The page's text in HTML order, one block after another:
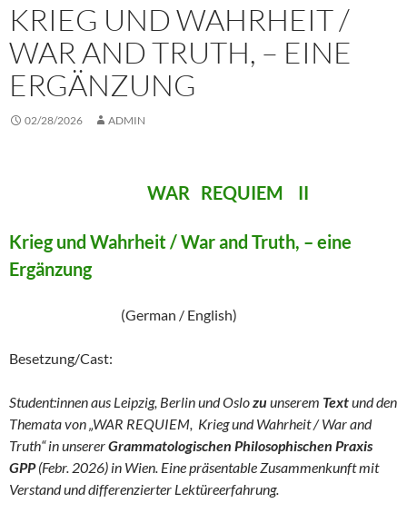
KRIEG UND WAHRHEIT /
WAR AND TRUTH, – EINE
ERGÄNZUNG
02/28/2026 ADMIN
WAR REQUIEM II
Krieg und Wahrheit / War and Truth, – eine
Ergänzung
(German / English)
Besetzung/Cast:
Student:innen aus Leipzig, Berlin und Oslozuunserem Textund den
Themata von „WAR REQUIEM, Krieg und Wahrheit / War and
Truth“ in unsererGrammatologischen Philosophischen Praxis
GPP(Febr. 2026) in Wien. Eine präsentable Zusammenkunft mit
Verstand und differenzierter Lektüreerfahrung.